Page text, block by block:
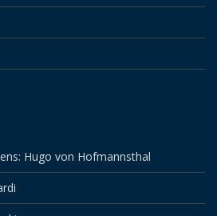
Hugo von Hofmannsthal